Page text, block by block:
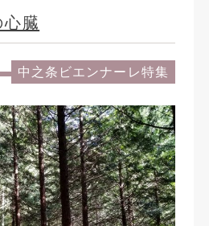
心臓
中之条ビエンナーレ特集